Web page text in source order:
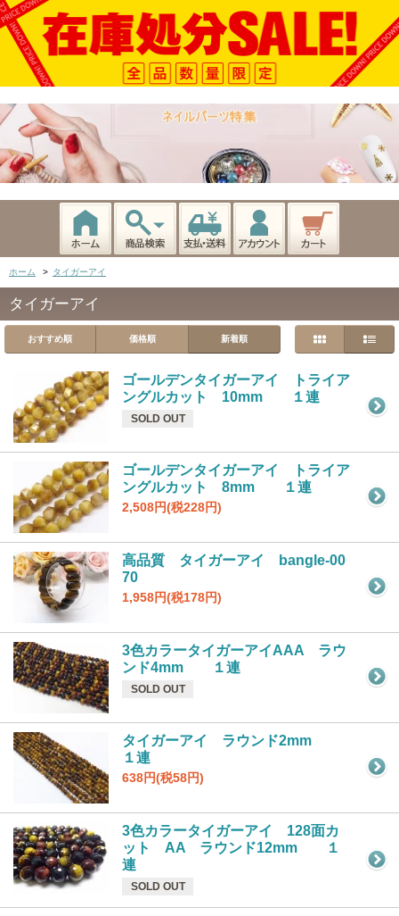
ホーム > タイガーアイ
タイガーアイ
おすすめ順 価格順 新着順
ゴールデンタイガーアイ トライア
ングルカット 10mm １連
SOLD OUT
ゴールデンタイガーアイ トライア
ングルカット 8mm １連
2,508円(税228円)
高品質 タイガーアイ bangle-00
70
1,958円(税178円)
3色カラータイガーアイAAA ラウ
ンド4mm １連
SOLD OUT
タイガーアイ ラウンド2mm
１連
638円(税58円)
3色カラータイガーアイ 128面カ
ット AA ラウンド12mm １
連
SOLD OUT